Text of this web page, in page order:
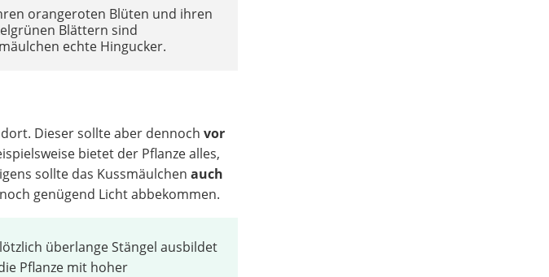
orangeroten Blüten und ihren
Blättern sind
echte Hingucker.
Dieser sollte aber dennochvor
bietet der Pflanze alles,
sollte das Kussmäulchenauch
genügend Licht abbekommen.
überlange Stängel ausbildet
Pflanze mit hoher